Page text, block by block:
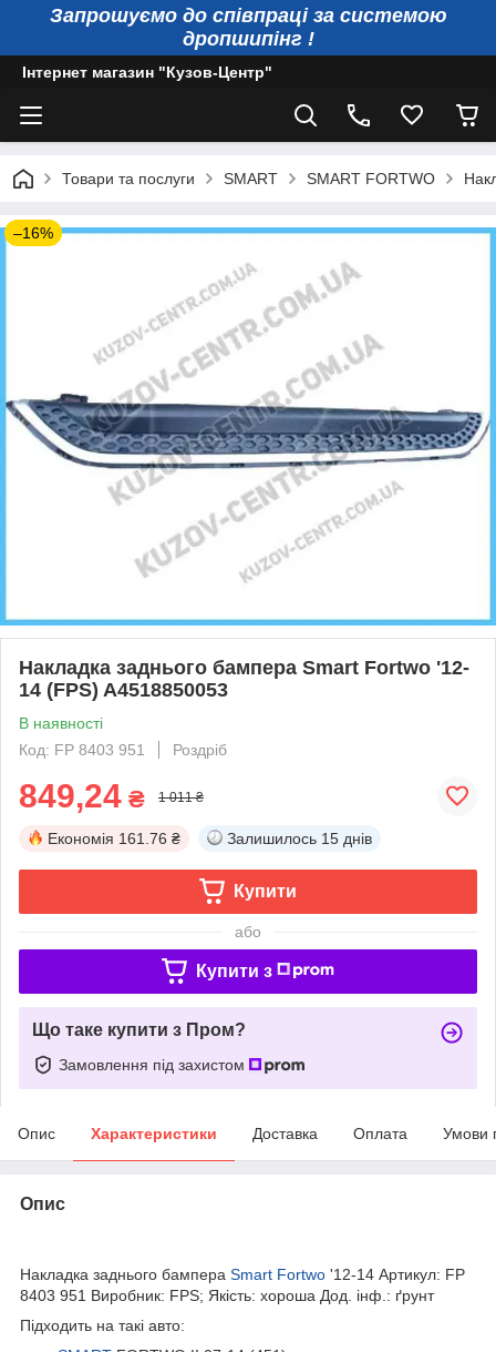
Запрошуємо до співпраці за системою
дропшипінг !
Інтернет магазин "Кузов-Центр"
Товари та послуги SMART SMART FORTWO
–16%
Накладка заднього бампера Smart Fortwo '12-
14 (FPS) A4518850053
В наявності
Код: FP 8403 951
Роздріб
849,24 ₴ 1 011 ₴
Економія 161.76 ₴ Залишилось 15 днів
Купити
або
Купити з
Що таке купити з Пром?
Замовлення під захистом
Опис Характеристики Доставка Оплата Умови
Опис
Накладка заднього бампера Smart Fortwo '12-14 Артикул: FP
8403 951 Виробник: FPS; Якість: хороша Дод. інф.: ґрунт
Підходить на такі авто: